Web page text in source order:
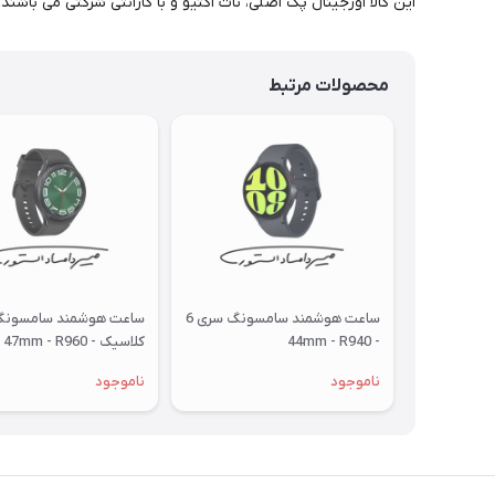
محصولات مرتبط
ساعت هوشمند سامسونگ سری 6
- 44mm - R940
ناموجود
کلاسیک - 47mm - R960
ناموجود